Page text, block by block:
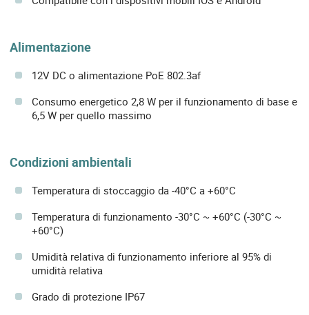
Alimentazione
12V DC o alimentazione PoE 802.3af
Consumo energetico 2,8 W per il funzionamento di base e
6,5 W per quello massimo
Condizioni ambientali
Temperatura di stoccaggio da -40°C a +60°C
Temperatura di funzionamento -30°C ~ +60°C (-30°C ~
+60°C)
Umidità relativa di funzionamento inferiore al 95% di
umidità relativa
Grado di protezione IP67